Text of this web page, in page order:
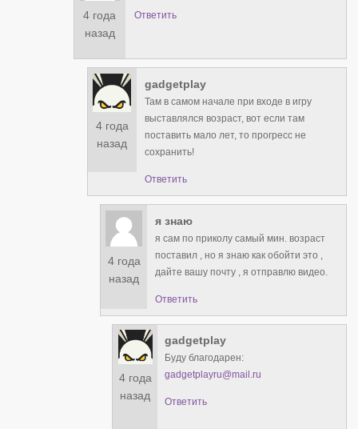
4 года
назад
Ответить
4 года
назад
gadgetplay
Там в самом начале при входе в игру
выставлялся возраст, вот если там
поставить мало лет, то прогресс не
сохранить!
Ответить
4 года
назад
я знаю
я сам по приколу самый мин. возраст
поставил , но я знаю как обойти это ,
дайте вашу почту , я отправлю видео.
Ответить
4 года
назад
gadgetplay
Буду благодарен:
gadgetplayru@mail.ru
Ответить